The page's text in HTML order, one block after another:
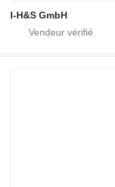
I-H&S GmbH